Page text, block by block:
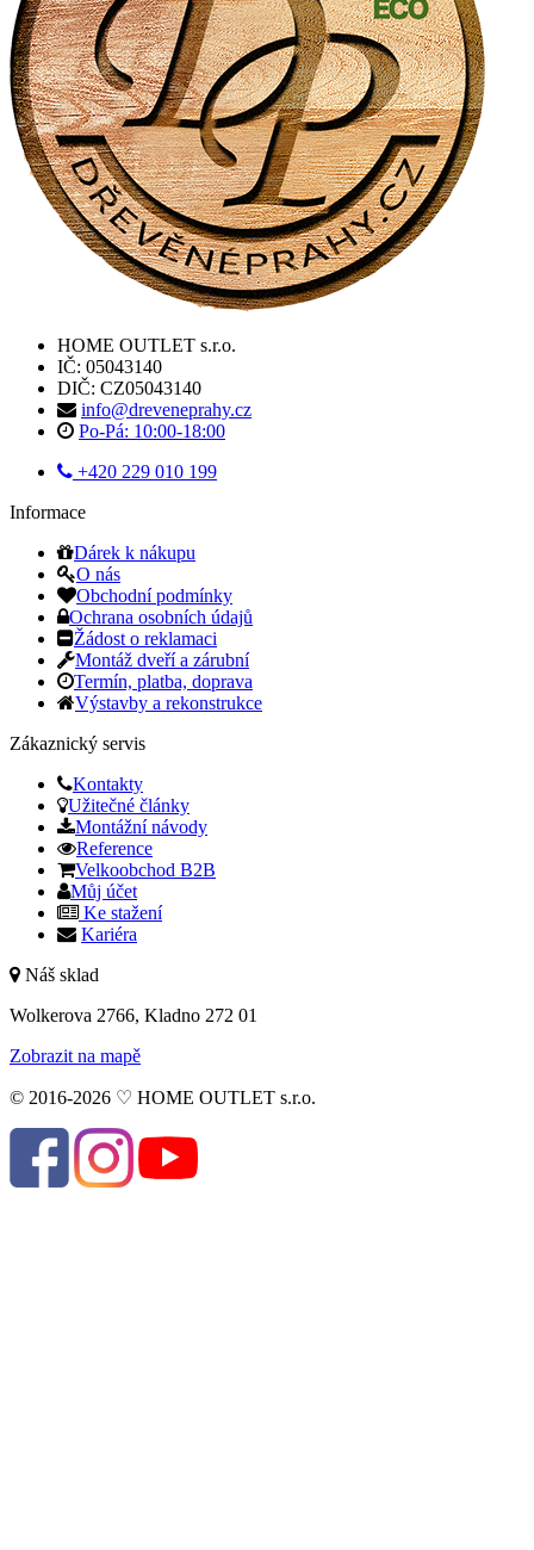
HOME OUTLET s.r.o.
IČ: 05043140
DIČ: CZ05043140
info@dreveneprahy.cz
Po-Pá: 10:00-18:00
+420 229 010 199
Informace
Dárek k nákupu
O nás
Obchodní podmínky
Ochrana osobních údajů
Žádost o reklamaci
Montáž dveří a zárubní
Termín, platba, doprava
Výstavby a rekonstrukce
Zákaznický servis
Kontakty
Užitečné články
Montážní návody
Reference
Velkoobchod B2B
Můj účet
Ke stažení
Kariéra
Náš sklad
Wolkerova 2766, Kladno 272 01
Zobrazit na mapě
© 2016-2026 ♡ HOME OUTLET s.r.o.